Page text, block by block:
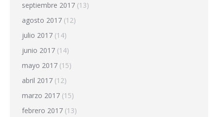
septiembre 2017 (13)
agosto 2017 (12)
julio 2017 (14)
junio 2017 (14)
mayo 2017 (15)
abril 2017 (12)
marzo 2017 (15)
febrero 2017 (13)